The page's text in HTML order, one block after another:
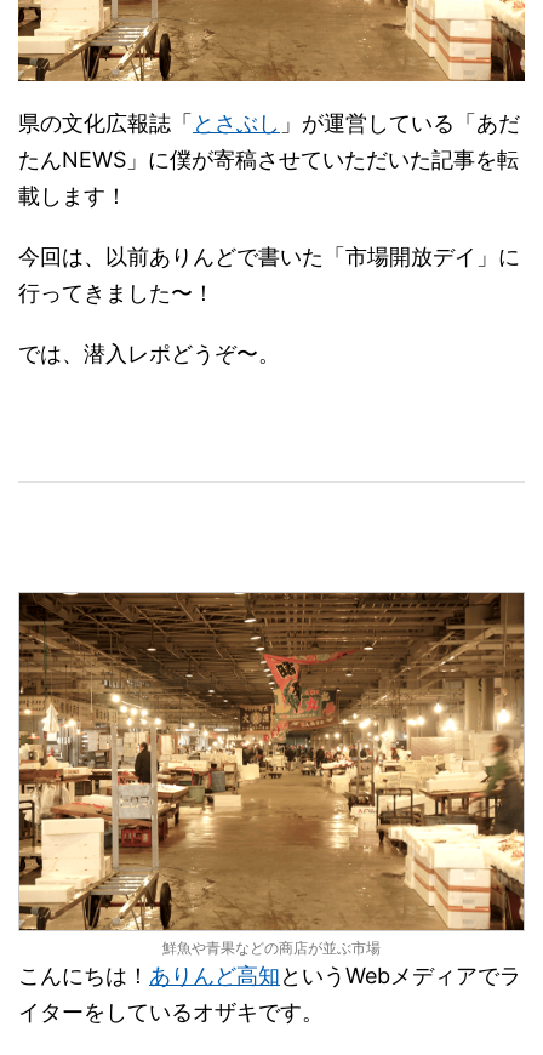
県の文化広報誌「 とさぶし 」が運営している「あだ
たんNEWS」に僕が寄稿させていただいた記事を転
載します！
今回は、以前ありんどで書いた「市場開放デイ」に
行ってきました〜！
では、潜入レポどうぞ〜。
鮮魚や青果などの商店が並ぶ市場
こんにちは！ ありんど高知というWebメディアでラ
イターをしているオザキです。